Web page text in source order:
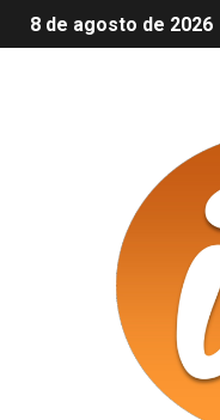
8 de agosto de 2026